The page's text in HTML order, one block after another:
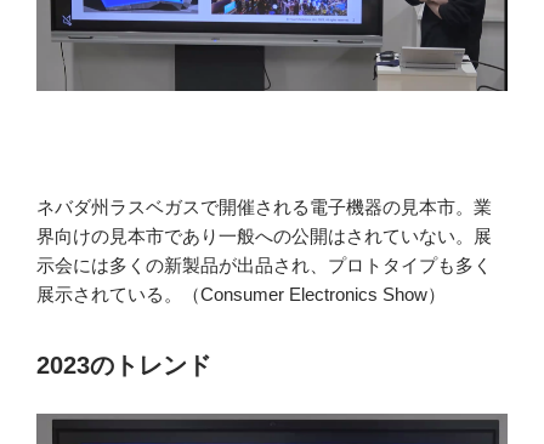
ネバダ州ラスベガスで開催される電子機器の見本市。業
界向けの見本市であり一般への公開はされていない。展
示会には多くの新製品が出品され、プロトタイプも多く
展示されている。（Consumer Electronics Show）
2023のトレンド